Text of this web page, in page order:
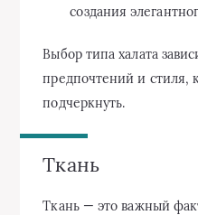
создания
Выбор типа халата
предпочтений и стиля,
подчеркнуть.
Ткань
Ткань — это важный